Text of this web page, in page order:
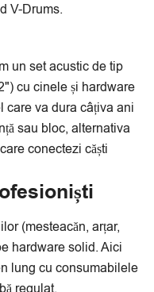
V-Drums.
un set acustic de tip
cu cinele și hardware
va dura câțiva ani
sau bloc, alternativa
conectezi căști
(mesteacăn, arțar,
hardware solid. Aici
lung cu consumabilele